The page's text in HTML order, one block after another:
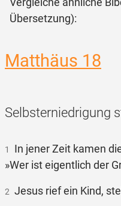
Übersetzung):
Matthäus 18
Selbsterniedrigung
1
In jener Zeit kamen
»Wer ist eigentlich der
2 Jesus rief ein Kind,